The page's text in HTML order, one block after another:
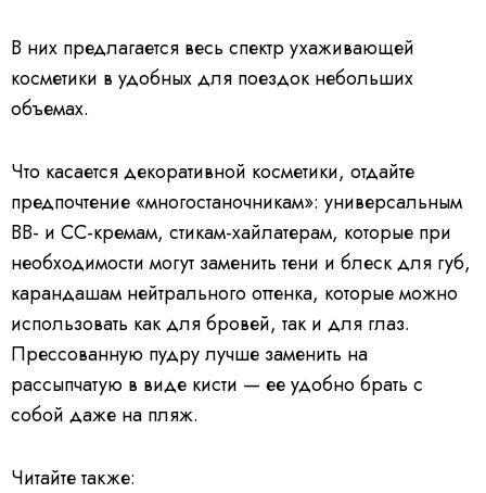
В них предлагается весь спектр ухаживающей
косметики в удобных для поездок небольших
объемах.
Что касается декоративной косметики, отдайте
предпочтение «многостаночникам»: универсальным
ВВ- и СС-кремам, стикам-хайлатерам, которые при
необходимости могут заменить тени и блеск для губ,
карандашам нейтрального оттенка, которые можно
использовать как для бровей, так и для глаз.
Прессованную пудру лучше заменить на
рассыпчатую в виде кисти — ее удобно брать с
собой даже на пляж.
Читайте также: